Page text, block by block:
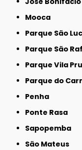
Mooca
Parque São
Parque São
Parque Vila
Parque do
Penha
Ponte Rasa
Sapopemba
São Mateus